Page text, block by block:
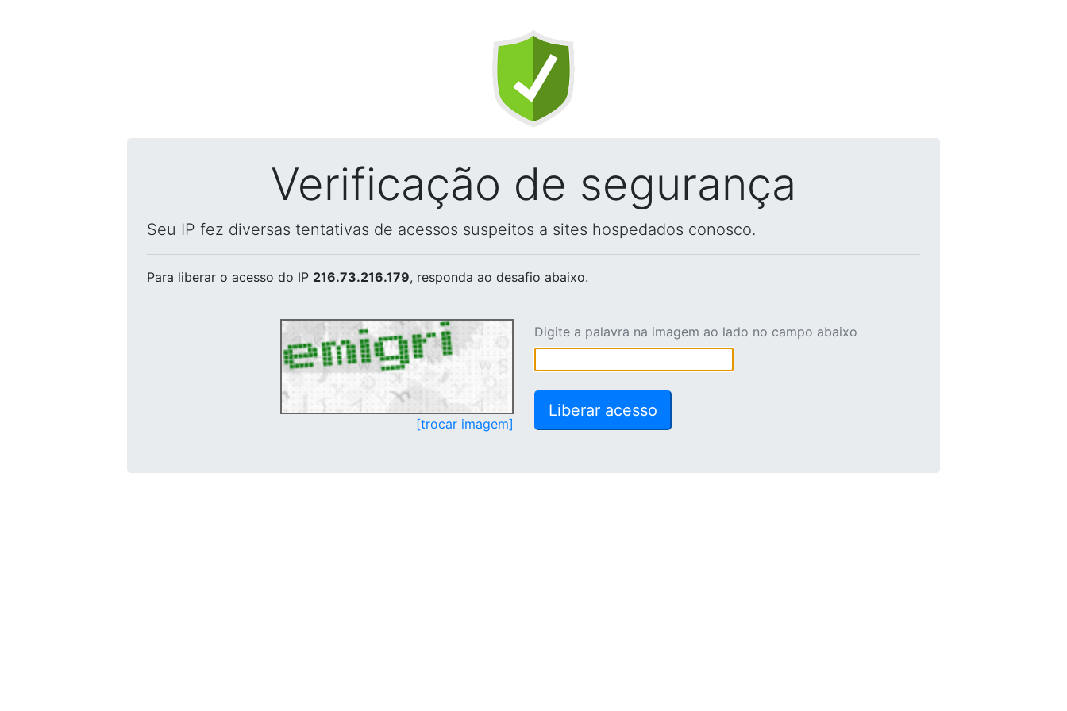
Verificação de segurança
Seu IP fez diversas tentativas de acessos suspeitos a sites hospedados conosco.
Para liberar o acesso do IP 216.73.216.179, responda ao desafio abaixo.
[trocar imagem]
Digite a palavra na imagem ao lado no campo abaixo